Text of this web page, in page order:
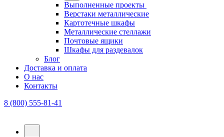
Выполненные проекты
Верстаки металлические
Картотечные шкафы
Металлические стеллажи
Почтовые ящики
Шкафы для раздевалок
Блог
Доставка и оплата
О нас
Контакты
8 (800) 555-81-41